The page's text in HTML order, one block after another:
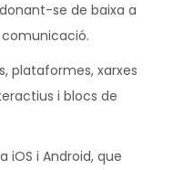
se de baixa a
plataformes, xarxes
i blocs de
iOS i Android, que